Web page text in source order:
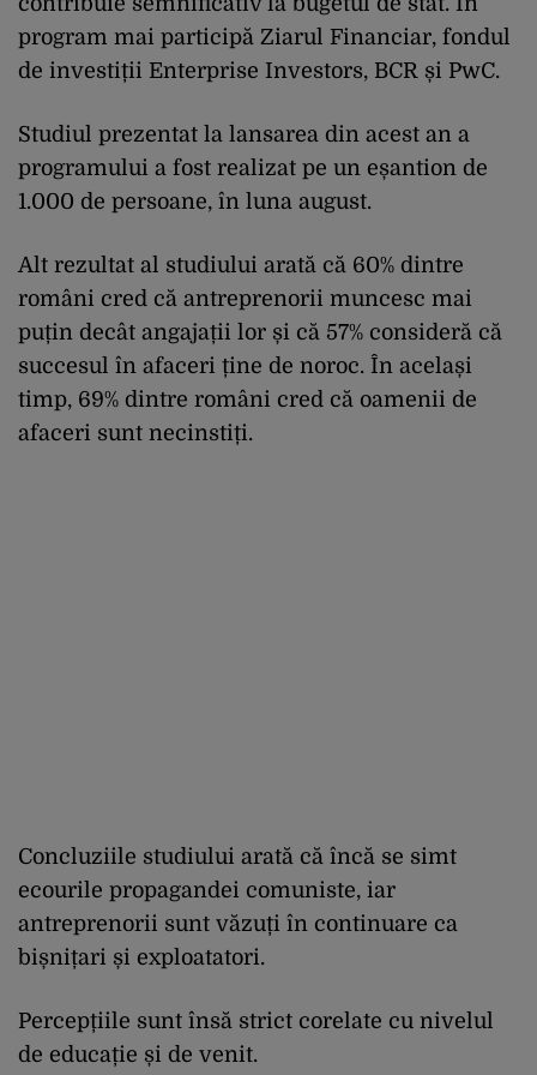
program mai participă Ziarul Financiar, fondul
de investiții Enterprise Investors, BCR și PwC.
Studiul prezentat la lansarea din acest an a
programului a fost realizat pe un eșantion de
1.000 de persoane, în luna august.
Alt rezultat al studiului arată că 60% dintre
români cred că antreprenorii muncesc mai
puțin decât angajații lor și că 57% consideră că
succesul în afaceri ține de noroc. În același
timp, 69% dintre români cred că oamenii de
afaceri sunt necinstiți.
Concluziile studiului arată că încă se simt
ecourile propagandei comuniste, iar
antreprenorii sunt văzuți în continuare ca
bișnițari și exploatatori.
Percepțiile sunt însă strict corelate cu nivelul
de educație și de venit.